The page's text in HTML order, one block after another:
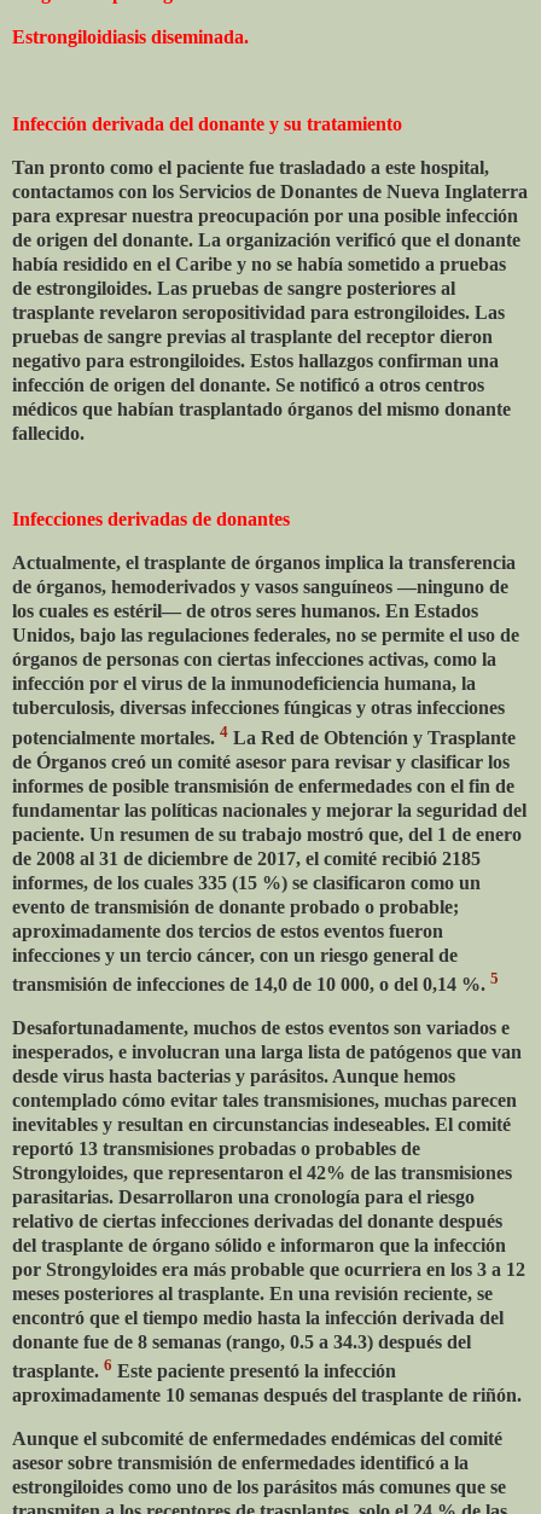
Estrongiloidiasis diseminada.
Infección derivada del donante y su tratamiento
Tan pronto como el paciente fue trasladado a este hospital,
contactamos con los Servicios de Donantes de Nueva Inglaterra
para expresar nuestra preocupación por una posible infección
de origen del donante. La organización verificó que el donante
había residido en el Caribe y no se había sometido a pruebas
de estrongiloides. Las pruebas de sangre posteriores al
trasplante revelaron seropositividad para estrongiloides. Las
pruebas de sangre previas al trasplante del receptor dieron
negativo para estrongiloides. Estos hallazgos confirman una
infección de origen del donante. Se notificó a otros centros
médicos que habían trasplantado órganos del mismo donante
fallecido.
Infecciones derivadas de donantes
Actualmente, el trasplante de órganos implica la transferencia
de órganos, hemoderivados y vasos sanguíneos —ninguno de
los cuales es estéril— de otros seres humanos. En Estados
Unidos, bajo las regulaciones federales, no se permite el uso de
órganos de personas con ciertas infecciones activas, como la
infección por el virus de la inmunodeficiencia humana, la
tuberculosis, diversas infecciones fúngicas y otras infecciones
potencialmente mortales. 4 La Red de Obtención y Trasplante
de Órganos creó un comité asesor para revisar y clasificar los
informes de posible transmisión de enfermedades con el fin de
fundamentar las políticas nacionales y mejorar la seguridad del
paciente. Un resumen de su trabajo mostró que, del 1 de enero
de 2008 al 31 de diciembre de 2017, el comité recibió 2185
informes, de los cuales 335 (15 %) se clasificaron como un
evento de transmisión de donante probado o probable;
aproximadamente dos tercios de estos eventos fueron
infecciones y un tercio cáncer, con un riesgo general de
transmisión de infecciones de 14,0 de 10 000, o del 0,14 %. 5
Desafortunadamente, muchos de estos eventos son variados e
inesperados, e involucran una larga lista de patógenos que van
desde virus hasta bacterias y parásitos. Aunque hemos
contemplado cómo evitar tales transmisiones, muchas parecen
inevitables y resultan en circunstancias indeseables. El comité
reportó 13 transmisiones probadas o probables de
Strongyloides, que representaron el 42% de las transmisiones
parasitarias. Desarrollaron una cronología para el riesgo
relativo de ciertas infecciones derivadas del donante después
del trasplante de órgano sólido e informaron que la infección
por Strongyloides era más probable que ocurriera en los 3 a 12
meses posteriores al trasplante. En una revisión reciente, se
encontró que el tiempo medio hasta la infección derivada del
donante fue de 8 semanas (rango, 0.5 a 34.3) después del
trasplante. 6 Este paciente presentó la infección
aproximadamente 10 semanas después del trasplante de riñón.
Aunque el subcomité de enfermedades endémicas del comité
asesor sobre transmisión de enfermedades identificó a la
estrongiloides como uno de los parásitos más comunes que se